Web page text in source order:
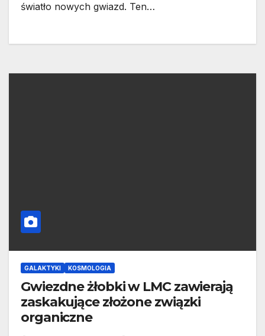
światło nowych gwiazd. Ten…
GALAKTYKI KOSMOLOGIA
Gwiezdne żłobki w LMC zawierają
zaskakujące złożone związki
organiczne